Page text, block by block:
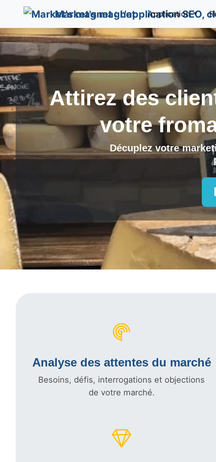
Market's magnet Application
Attirez des
votre
Décuplez votre
Analyse des attentes du marché
Besoins, défis, interrogations et objections
de votre marché.